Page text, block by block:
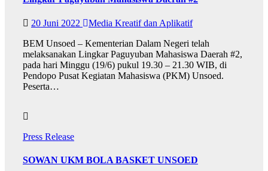
20 Juni 2022
Media Kreatif dan Aplikatif
BEM Unsoed – Kementerian Dalam Negeri telah
melaksanakan Lingkar Paguyuban Mahasiswa Daerah #2,
pada hari Minggu (19/6) pukul 19.30 – 21.30 WIB, di
Pendopo Pusat Kegiatan Mahasiswa (PKM) Unsoed.
Peserta…
Press Release
SOWAN UKM BOLA BASKET UNSOED